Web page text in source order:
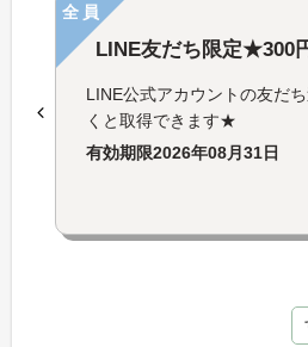
全員
LINE友だち限定★300
LINE公式アカウントの友だ
くと取得できます★
有効期限2026年08月31日